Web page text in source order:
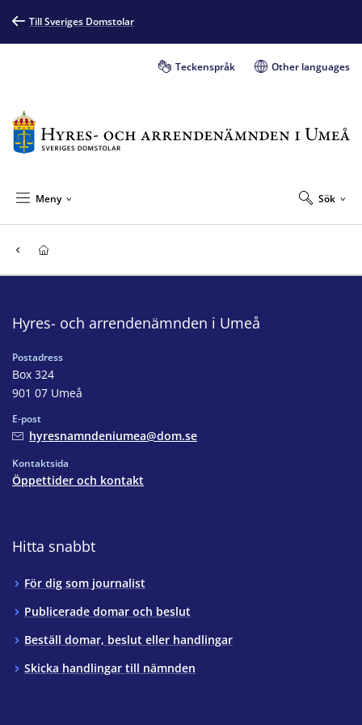
Till Sveriges Domstolar
Teckenspråk Other languages
Sök
Meny
Hyres- och arrendenämnden i Umeå
Postadress
Box 324
901 07 Umeå
E-post
hyresnamndeniumea@dom.se
Kontaktsida
Öppettider och kontakt
Hitta snabbt
För dig som journalist
Publicerade domar och beslut
Beställ domar, beslut eller handlingar
Skicka handlingar till nämnden